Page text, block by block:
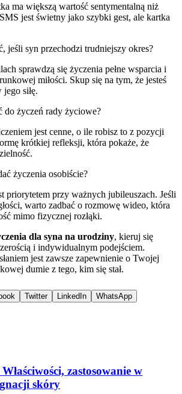
ma większą wartość sentymentalną niż
jest świetny jako szybki gest, ale kartka
jeśli syn przechodzi trudniejszy okres?
sprawdzą się życzenia pełne wsparcia i
miłości. Skup się na tym, że jesteś
siłę.
do życzeń rady życiowe?
jest cenne, o ile robisz to z pozycji
krótkiej refleksji, która pokaże, że
życzenia osobiście?
priorytetem przy ważnych jubileuszach. Jeśli
warto zadbać o rozmowę wideo, która
mimo fizycznej rozłąki.
dla syna na urodziny, kieruj się
i indywidualnym podejściem.
jest zawsze zapewnienie o Twojej
dumie z tego, kim się stał.
Twitter LinkedIn WhatsApp
zastosowanie w
skóry